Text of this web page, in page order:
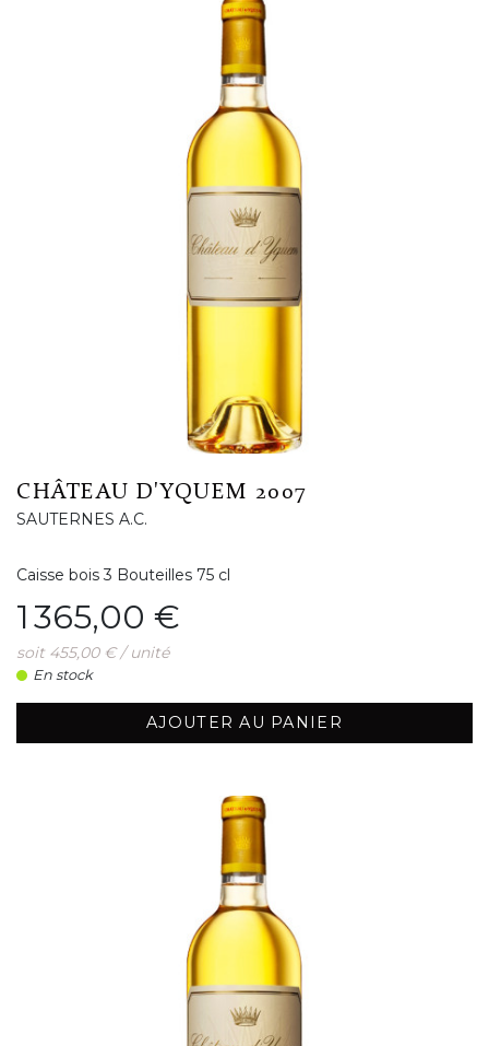
CHÂTEAU D'YQUEM 2007
SAUTERNES A.C.
Caisse bois 3 Bouteilles 75 cl
Prix
1 365,00 €
soit 455,00 € / unité
En stock
AJOUTER AU PANIER